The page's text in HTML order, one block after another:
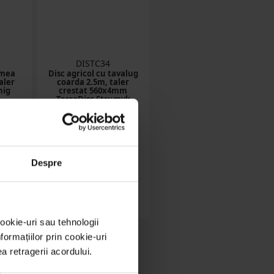
Despre
uri sau tehnologii
prin cookie-uri
retragerii acordului.
DISTC34
Disc agricol cu tavalug
coarda 2.5m, taler
crestat 560x4mm
TerraDisc Strumyk
in stoc
17535.83 RON